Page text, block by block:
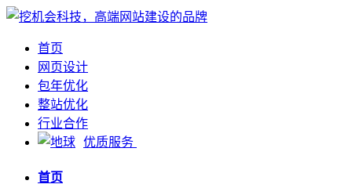
首页
网页设计
包年优化
整站优化
行业合作
优质服务
首页